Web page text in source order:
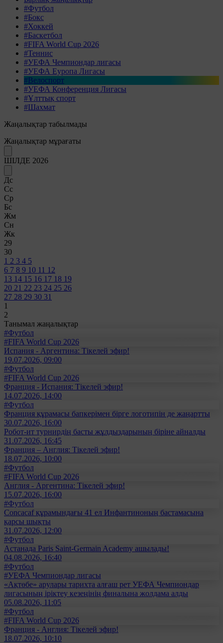
#Футбол
#Бокс
#Хоккей
#Баскетбол
#FIFA World Cup 2026
#Теннис
#УЕФА Чемпиондар лигасы
#УЕФА Еуропа Лигасы
#Велоспорт
#УЕФА Конференция Лигасы
#Ұлттық спорт
#Шахмат
Жаңалықтар табылмады
Жаңалықтар мұрағаты
ШІЛДЕ 2026
Дс
Сс
Ср
Бс
Жм
Сн
Жк
29
30
1 2 3 4 5
6 7 8 9 10 11 12
13 14 15 16 17 18 19
20 21 22 23 24 25 26
27 28 29 30 31
1
2
Танымал жаңалықтар
#Футбол
#FIFA World Cup 2026
Испания - Аргентина: Тікелей эфир!
19.07.2026, 09:00
#Футбол
#FIFA World Cup 2026
Франция - Испания: Тікелей эфир!
14.07.2026, 14:00
#Футбол
Франция құрамасы бапкерімен бірге логотипін де жаңартты
30.07.2026, 16:00
Робот-ит турнирдің басты жұлдыздарының біріне айналды
31.07.2026, 16:45
Франция – Англия: Тікелей эфир!
18.07.2026, 10:00
#Футбол
#FIFA World Cup 2026
Англия - Аргентина: Тікелей эфир!
15.07.2026, 16:00
#Футбол
Concacaf құрамындағы 41 ел Инфантиноның бастамасына
қарсы шықты
31.07.2026, 12:00
#Футбол
Астанада Paris Saint-Germain Academy ашылады!
04.08.2026, 16:40
#Футбол
#УЕФА Чемпиондар лигасы
«Ақтөбе» арулары тарихта алғаш рет УЕФА Чемпиондар
лигасының іріктеу кезеңінің финалына жолдама алды
05.08.2026, 11:05
#Футбол
#FIFA World Cup 2026
Франция - Англия: Тікелей эфир!
18.07.2026, 10:10